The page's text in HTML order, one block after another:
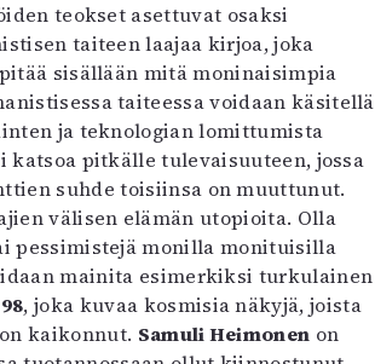
Lehdet
2–3/2026
1/2026
6/2025
5/2025 saame
5/2025
Lehtiarkisto
Info
teokset asettuvat osaksi
taiteen laajaa kirjoa, joka
sisällään mitä moninaisimpia
taiteessa voidaan käsitellä
ja teknologian lomittumista
katsoa pitkälle tulevaisuuteen, jossa
suhde toisiinsa on muuttunut.
välisen elämän utopioita. Olla
pessimistejä monilla monituisilla
mainita esimerkiksi turkulainen
, joka kuvaa kosmisia näkyjä, joista
kaikonnut. Samuli Heimonen on